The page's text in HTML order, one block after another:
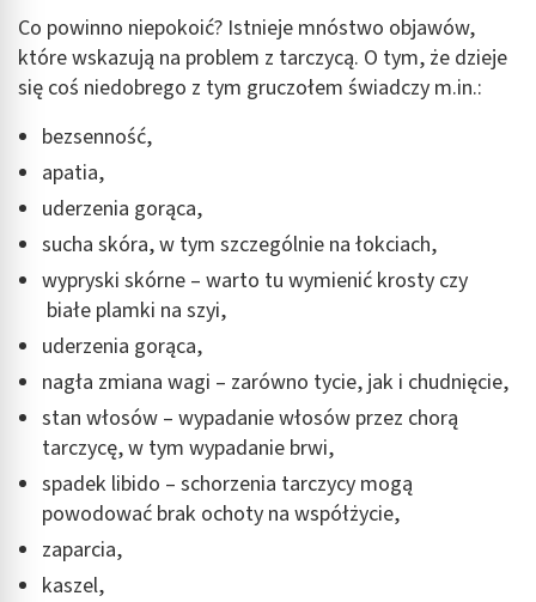
Co powinno niepokoić? Istnieje mnóstwo objawów,
które wskazują na problem z tarczycą. O tym, że dzieje
się coś niedobrego z tym gruczołem świadczy m.in.:
bezsenność,
apatia,
uderzenia gorąca,
sucha skóra, w tym szczególnie na łokciach,
wypryski skórne – warto tu wymienić krosty czy
białe plamki na szyi,
uderzenia gorąca,
nagła zmiana wagi – zarówno tycie, jak i chudnięcie,
stan włosów – wypadanie włosów przez chorą
tarczycę, w tym wypadanie brwi,
spadek libido – schorzenia tarczycy mogą
powodować brak ochoty na współżycie,
zaparcia,
kaszel,